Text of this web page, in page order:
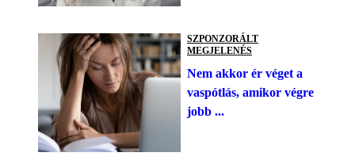
SZPONZORÁLT
MEGJELENÉS
Nem akkor ér véget a
vaspótlás, amikor végre
jobb ...